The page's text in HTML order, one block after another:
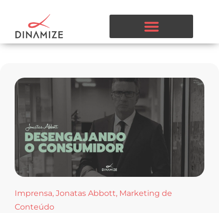
Imprensa, Jonatas Abbott, Marketing de
Conteúdo